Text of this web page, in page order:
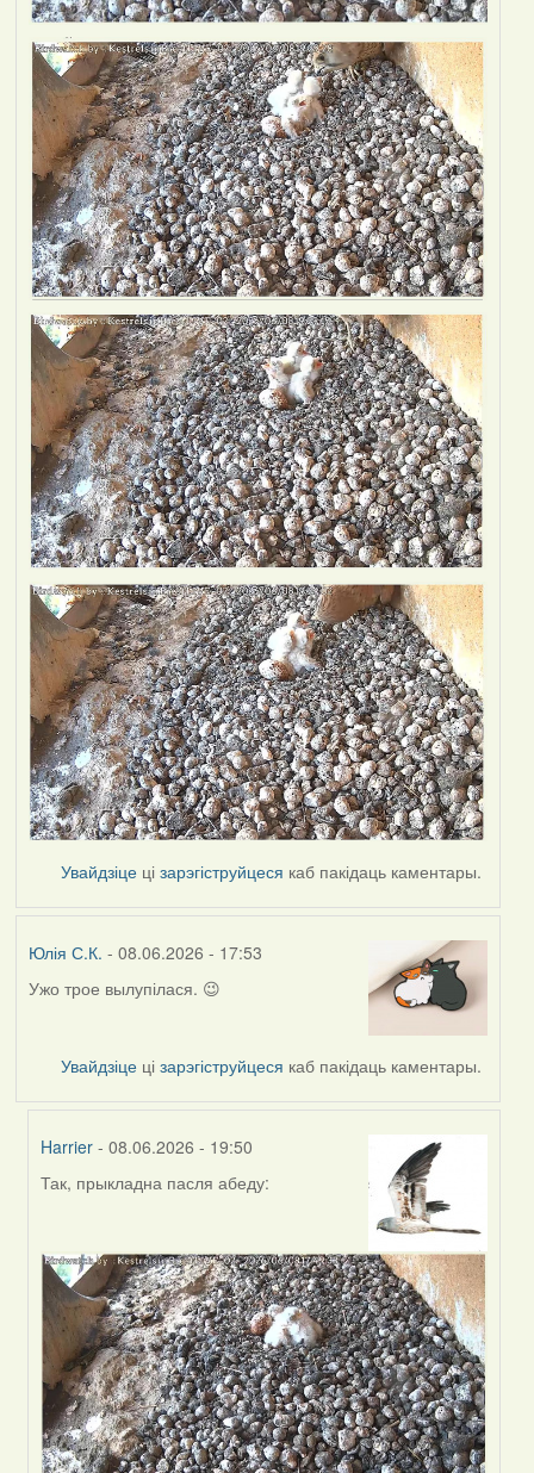
Увайдзіце цізарэгіструйцеся каб пакідаць каментары.
Юлія С.К. - 08.06.2026 - 17:53
Ужо трое вылупілася. 😉
Увайдзіце цізарэгіструйцеся каб пакідаць каментары.
Harrier - 08.06.2026 - 19:50
In
by
Юлія
С.К.
Так, прыкладна пасля абеду: